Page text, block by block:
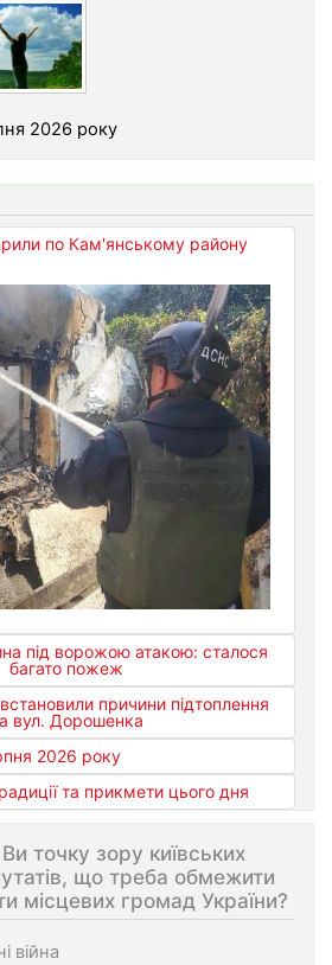
2026 року
по Кам'янському району
під ворожою атакою: сталося
багато пожеж
причини підтоплення
вул. Дорошенка
2026 року
та прикмети цього дня
точку зору київських
що треба обмежити
місцевих громад України?
війна